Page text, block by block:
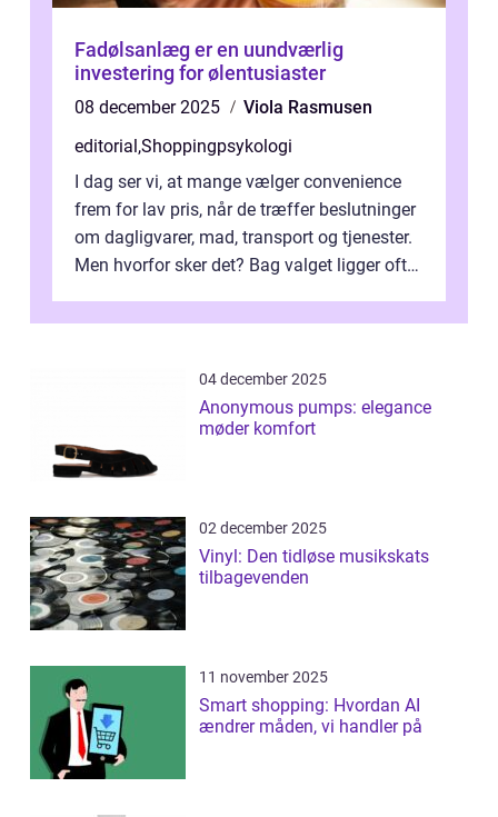
Fadølsanlæg er en uundværlig
investering for ølentusiaster
08 december 2025
Viola Rasmusen
editorial ,Shoppingpsykologi
I dag ser vi, at mange vælger convenience
frem for lav pris, når de træffer beslutninger
om dagligvarer, mad, transport og tjenester.
Men hvorfor sker det? Bag valget ligger ofte
04 december 2025
Anonymous pumps: elegance
møder komfort
02 december 2025
Vinyl: Den tidløse musikskats
tilbagevenden
11 november 2025
Smart shopping: Hvordan AI
ændrer måden, vi handler på